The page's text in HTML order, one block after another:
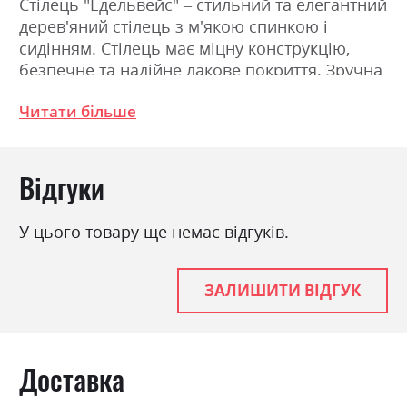
дерев'яний стілець з м'якою спинкою і
сидінням. Стілець має міцну конструкцію,
безпечне та надійне лакове покриття. Зручна
ніжках дозволить Вам насолоджуватись
"Едельвейс".
Фабрика:
Marko
Marko RAL_7024, Marko
RAL_7026, Marko RAL_9001,
Marko італійський горіх,
Marko білий глянець, Marko
Читати більше
Відгуки
У цього товару ще немає відгуків.
ЗАЛИШИТИ ВІДГУК
Доставка